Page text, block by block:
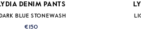
DENIM PANTS
DARK BLUE STONEWASH
€150